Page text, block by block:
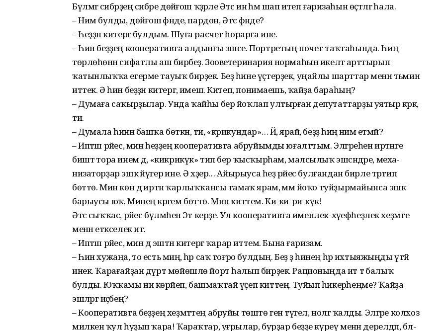
Бүлмәгә сибәрҙең сибәре дө­йәғош ҡәҙәрле Әтәс инә һәм шап итеп ғаризаһын өҫтәлгә һала.
– Нимә булды, дө­йәғош әфәнде, пардон, Әтәс әфәнде?
– Һеҙҙән китергә булдым. Шуға расчет һорарға ине.
– Һин беҙҙең кооперативта алдынғы эшсе. Портретың почет таҡтаһында. Һиңә
төрлө­һөнән сифатлы аш бирәбеҙ. Зооветеринария нормаһын ике­ләтә арттырып
ҡатынлыҡҡа егерме тауыҡ бирҙек. Беҙ һине үҫтерҙек, уңайлы шарттар ме­нән тәьмин
иттек. Ә һин беҙҙән китергә, имеш. Китеп, понимаешь, ҡайҙа бараһың?
– Думаға саҡырҙылар. Унда ҡайһы бер йоҡлап ултырған депутаттарҙы уятыр кәрәк,
ти.
– Думала һинән башҡа бөт­кән, ти, «крикундар»… Йә, ярай, беҙҙә һиңә нимә етмәй?
– Иптәш рәйес, мин һеҙ­ҙең кооперативта абруйым­ды юғалт­тым. Элгәреһен иртән­ге
биштә тора инем дә, «кик­рикүк» тип бер ҡысҡырһам, малсылыҡ эшсәндәре, меха­
низаторҙар эшкә йүгерә ине. Ә хәҙер… Айырыуса һеҙ рәйес булғандан бирле тәртип
бөттө. Мин көн дә иртән ҡарлыҡҡансы тамаҡ ярам, әммә йоҡо туй­ҙырмайынса эшкә
барыусы юҡ. Минең кәрәгем бөттө. Мин киттем. Ки-ки-ри-күк!
Әтәс сыҡҡас, рәйес бүлмә­һенә Эт керҙе. Ул кооперативта именлек-хәүефһеҙлек хеҙмәте
менән етәкселек итә.
– Иптәш рәйес, мин дә эштән китергә ҡарар иттем. Бына ға­ризам.
– Һин хужаңа, то есть миңә, һәр саҡ тоғро булдың. Беҙ ҙә һинең һәр ихтыяжыңды үтәй
инек. Ҡарағайҙан дүрт мөйөшлө йорт һалып бирҙек. Рацио­ныңда ит тә балыҡ
булды. Юҡ­ҡамы ни көрәйеп, башмаҡтай үҫеп киттең. Туйып һикерә­һеңме? Ҡайҙа
эшләргә иҫәбең?
– Кооперативта беҙҙең хеҙ­мәттең абруйы төштө генә тү­гел, нолгә ҡалды. Элгәре колхоз
милкенә ҡул һуҙып ҡара! Ҡа­раҡтар, уғрылар, бурҙар беҙҙе күреү менән дерелдәп, бәл­